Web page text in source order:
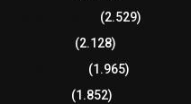
(2.529)
(2.128)
(1.965)
(1.852)